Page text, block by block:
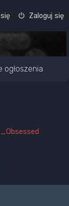
Zaloguj się
ogłoszenia